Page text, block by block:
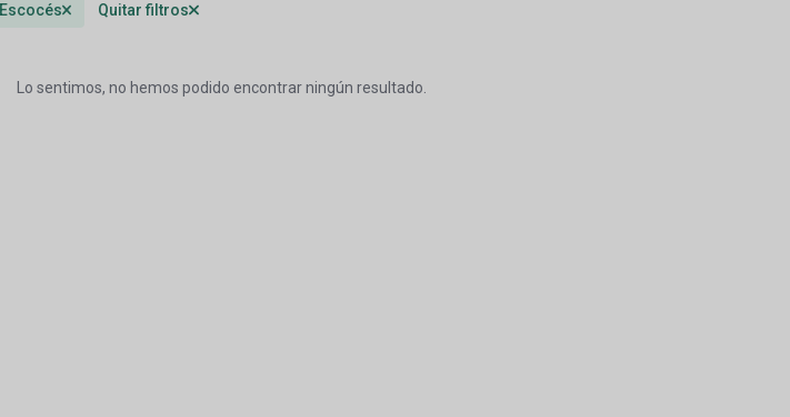
Escocés Quitar filtros
Lo sentimos, no hemos podido encontrar ningún resultado.